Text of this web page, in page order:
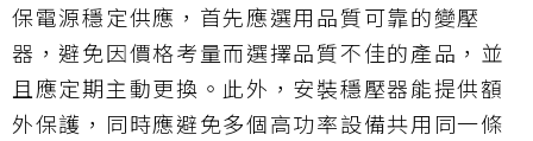
保電源穩定供應，首先應選用品質可靠的變壓
器，避免因價格考量而選擇品質不佳的產品，並
且應定期主動更換。此外，安裝穩壓器能提供額
外保護，同時應避免多個高功率設備共用同一條